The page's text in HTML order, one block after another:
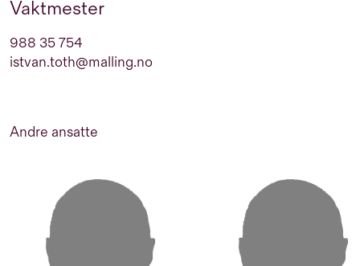
Vaktmester
988 35 754
istvan.toth@malling.no
Andre ansatte